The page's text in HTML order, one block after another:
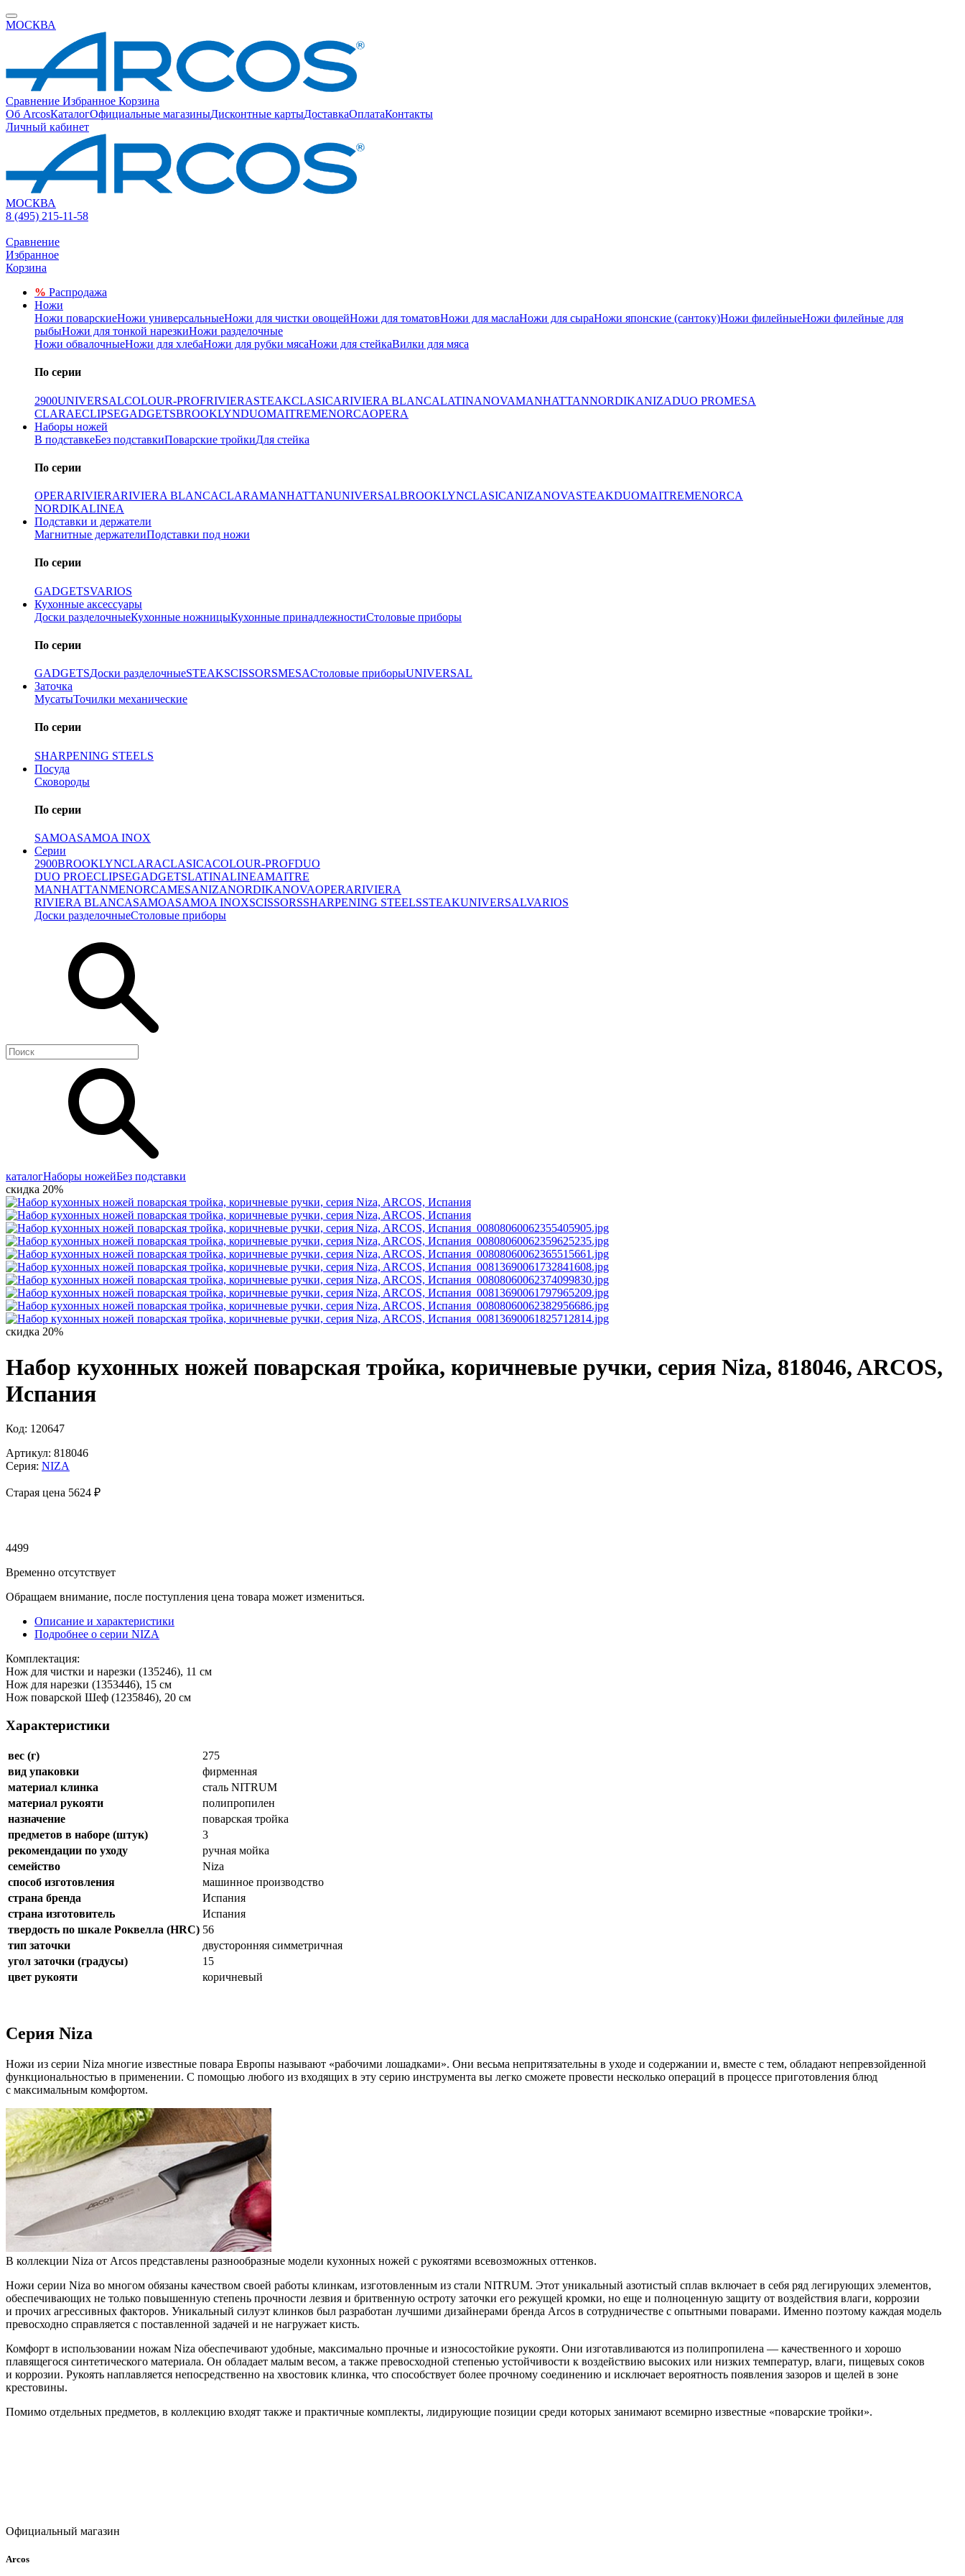
МОСКВА
Сравнение Избранное Корзина
Об ArcosКаталогОфициальные магазиныДисконтные картыДоставкаОплатаКонтакты
Личный кабинет
МОСКВА
8 (495) 215-11-58
Сравнение
Избранное
Корзина
% Распродажа
Ножи
Ножи поварскиеНожи универсальныеНожи для чистки овощейНожи для томатовНожи для маслаНожи для сыраНожи японские (сантоку)Ножи филейныеНожи филейные для
рыбыНожи для тонкой нарезкиНожи разделочные
Ножи обвалочныеНожи для хлебаНожи для рубки мясаНожи для стейкаВилки для мяса
По серии
2900UNIVERSALCOLOUR-PROFRIVIERASTEAKCLASICARIVIERA BLANCALATINANOVAMANHATTANNORDIKANIZADUO PROMESA
CLARAECLIPSEGADGETSBROOKLYNDUOMAITREMENORCAOPERA
Наборы ножей
В подставкеБез подставкиПоварские тройкиДля стейка
По серии
OPERARIVIERARIVIERA BLANCACLARAMANHATTANUNIVERSALBROOKLYNCLASICANIZANOVASTEAKDUOMAITREMENORCA
NORDIKALINEA
Подставки и держатели
Магнитные держателиПодставки под ножи
По серии
GADGETSVARIOS
Кухонные аксессуары
Доски разделочныеКухонные ножницыКухонные принадлежностиСтоловые приборы
По серии
GADGETSДоски разделочныеSTEAKSCISSORSMESAСтоловые приборыUNIVERSAL
Заточка
МусатыТочилки механические
По серии
SHARPENING STEELS
Посуда
Сковороды
По серии
SAMOASAMOA INOX
Серии
2900BROOKLYNCLARACLASICACOLOUR-PROFDUO
DUO PROECLIPSEGADGETSLATINALINEAMAITRE
MANHATTANMENORCAMESANIZANORDIKANOVAOPERARIVIERA
RIVIERA BLANCASAMOASAMOA INOXSCISSORSSHARPENING STEELSSTEAKUNIVERSALVARIOS
Доски разделочныеСтоловые приборы
каталогНаборы ножейБез подставки
скидка 20%
скидка 20%
Набор кухонных ножей поварская тройка, коричневые ручки, серия Niza, 818046, ARCOS,
Испания
Код: 120647
Артикул: 818046
Серия: NIZA
Старая цена 5624 ₽
4499
Временно отсутствует
Обращаем внимание, после поступления цена товара может измениться.
Описание и характеристики
Подробнее о серии NIZA
Комплектация:
Нож для чистки и нарезки (135246), 11 см
Нож для нарезки (1353446), 15 см
Нож поварской Шеф (1235846), 20 см
Характеристики
вес (г)
275
вид упаковки
фирменная
материал клинка
сталь NITRUM
материал рукояти
полипропилен
назначение
поварская тройка
предметов в наборе (штук)
3
рекомендации по уходу
ручная мойка
семейство
Niza
способ изготовления
машинное производство
страна бренда
Испания
страна изготовитель
Испания
твердость по шкале Роквелла (HRC) 56
тип заточки
двусторонняя симметричная
угол заточки (градусы)
15
цвет рукояти
коричневый
Серия Niza
Ножи из серии Niza многие известные повара Европы называют «рабочими лошадками». Они весьма непритязательны в уходе и содержании и, вместе с тем, обладают непревзойденной
функциональностью в применении. С помощью любого из входящих в эту серию инструмента вы легко сможете провести несколько операций в процессе приготовления блюд
с максимальным комфортом.
В коллекции Niza от Arcos представлены разнообразные модели кухонных ножей с рукоятями всевозможных оттенков.
Ножи серии Niza во многом обязаны качеством своей работы клинкам, изготовленным из стали NITRUM. Этот уникальный азотистый сплав включает в себя ряд легирующих элементов,
обеспечивающих не только повышенную степень прочности лезвия и бритвенную остроту заточки его режущей кромки, но еще и полноценную защиту от воздействия влаги, коррозии
и прочих агрессивных факторов. Уникальный силуэт клинков был разработан лучшими дизайнерами бренда Arcos в сотрудничестве с опытными поварами. Именно поэтому каждая модель
превосходно справляется с поставленной задачей и не нагружает кисть.
Комфорт в использовании ножам Niza обеспечивают удобные, максимально прочные и износостойкие рукояти. Они изготавливаются из полипропилена — качественного и хорошо
плавящегося синтетического материала. Он обладает малым весом, а также превосходной степенью устойчивости к воздействию высоких или низких температур, влаги, пищевых соков
и коррозии. Рукоять наплавляется непосредственно на хвостовик клинка, что способствует более прочному соединению и исключает вероятность появления зазоров и щелей в зоне
крестовины.
Помимо отдельных предметов, в коллекцию входят также и практичные комплекты, лидирующие позиции среди которых занимают всемирно известные «поварские тройки».
Официальный магазин
Arcos